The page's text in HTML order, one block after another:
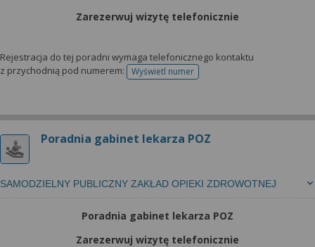
Zarezerwuj wizytę telefonicznie
Rejestracja do tej poradni wymaga telefonicznego kontaktu
z przychodnią pod numerem:
Wyświetl numertelefonu do rejestracji
Poradnia gabinet lekarza POZ
SAMODZIELNY PUBLICZNY ZAKŁAD OPIEKI ZDROWOTNEJ
Poradnia gabinet lekarza POZ
Zarezerwuj wizytę telefonicznie